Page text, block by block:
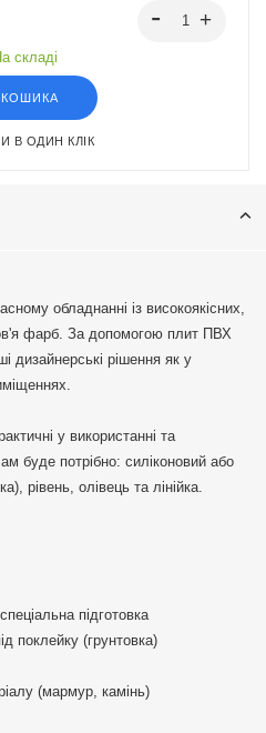
складі
В ОДИН КЛІК
обладнанні із високоякісних,
фарб. За допомогою плит ПВХ
дизайнерські рішення як у
у використанні та
буде потрібно: силіконовий або
рівень, олівець та лінійка.
підготовка
поклейку (грунтовка)
(мармур, камінь)